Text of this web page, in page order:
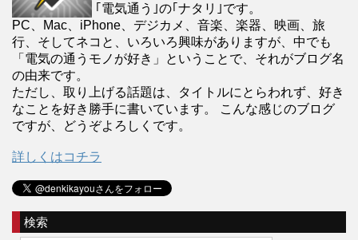
｢電気通う｣の｢ナタリ｣です。
PC、Mac、iPhone、デジカメ、音楽、楽器、映画、旅
行、そしてネコと、いろいろ興味がありますが、中でも
「電気の通うモノが好き」ということで、それがブログ名
の由来です。
ただし、取り上げる話題は、タイトルにとらわれず、好き
なことを好き勝手に書いています。 こんな感じのブログ
ですが、どうぞよろしくです。
詳しくはコチラ
検索